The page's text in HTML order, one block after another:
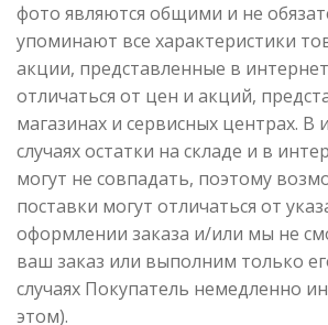
фото являются общими и не
упоминают все характеристики
акции, представленные в
отличаться от цен и акций,
магазинах и сервисных центрах. В
случаях остатки на складе и в
могут не совпадать, поэтому
поставки могут отличаться от
оформлении заказа и/или мы не
ваш заказ или выполним только
случаях Покупатель немедленно
этом).